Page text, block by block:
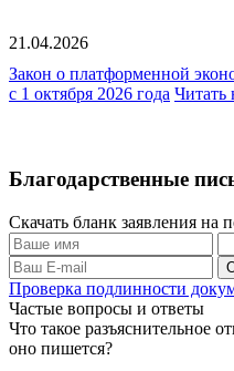
21.04.2026
Закон о платформенной
с 1 октября 2026 года Читать
Благодарственные
Скачать бланк заявления на
Проверка подлинности
Частые вопросы и ответы
Что такое разъяснительное
оно пишется?